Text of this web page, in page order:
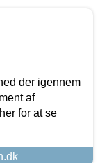
der igennem
af
for at se